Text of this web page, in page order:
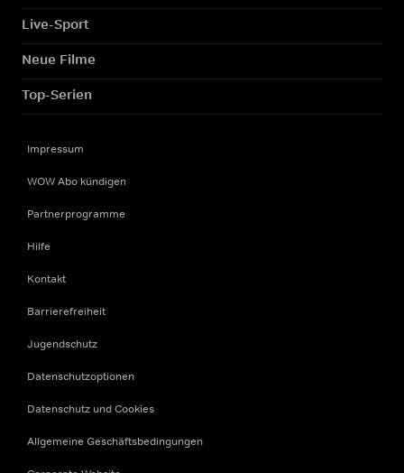
Live-Sport
Neue Filme
Top-Serien
Impressum
WOW Abo kündigen
Partnerprogramme
Hilfe
Kontakt
Barrierefreiheit
Jugendschutz
Datenschutzoptionen
Datenschutz und Cookies
Allgemeine Geschäftsbedingungen